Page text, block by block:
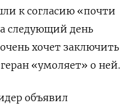
к согласию «почти
следующий день
хочет заключить
«умоляет» о ней.
объявил